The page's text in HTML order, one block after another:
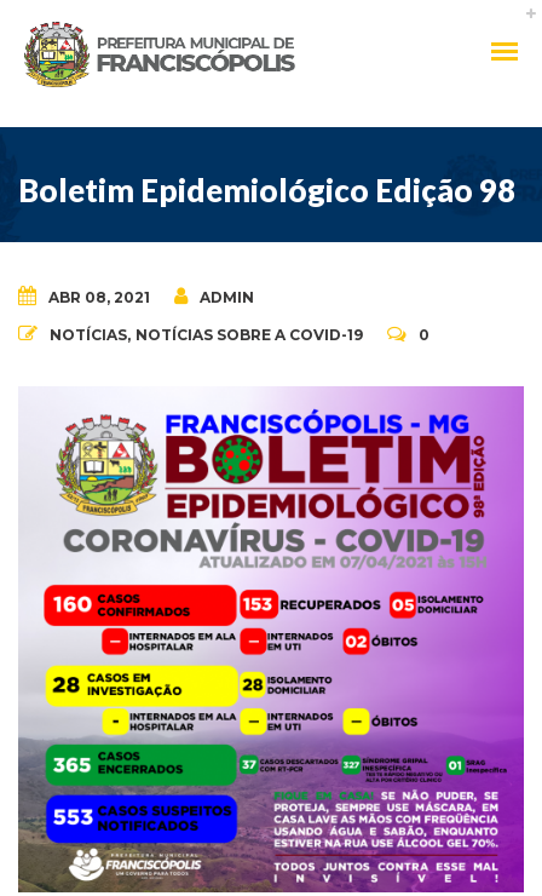
Boletim Epidemiológico Edição 98
ABR 08, 2021 ADMIN
NOTÍCIAS, NOTÍCIAS SOBRE A COVID-19 0